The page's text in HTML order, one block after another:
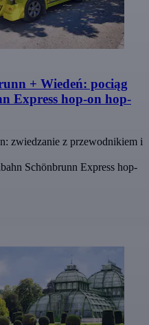
+ Wiedeń: pociąg
Express hop-on hop-
zwiedzanie z przewodnikiem i
Schönbrunn Express hop-